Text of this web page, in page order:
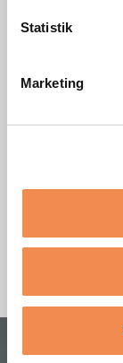
Statistik
Marketing